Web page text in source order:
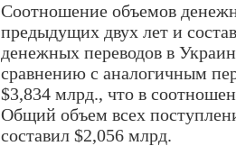
Соотношение объемов
предыдущих двух лет и
денежных переводов в
сравнению с аналогичным
$3,834 млрд., что в
Общий объем всех
составил $2,056 млрд.